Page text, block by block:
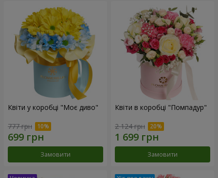
Квіти у коробці "Моє диво"
777 грн
Замовити
Квіти в коробці "Помпадур"
2 124 грн
Замовити